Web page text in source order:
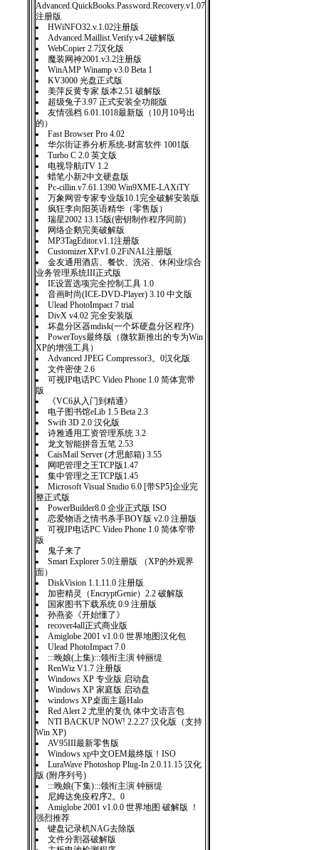
Advanced.QuickBooks.Password.Recovery.v1.07
注册版
HWiNFO32.v.1.02注册版
Advanced.Maillist.Verify.v4.2破解版
WebCopier 2.7汉化版
魔装网神2001.v3.2注册版
WinAMP Winamp v3.0 Beta 1
KV3000 光盘正式版
美萍反黄专家 版本2.51 破解版
超级兔子3.97 正式安装全功能版
友情强档 6.01.1018最新版（10月10号出
的）
Fast Browser Pro 4.02
华尔街证券分析系统-财富软件 1001版
Turbo C 2.0 英文版
电视导航iTV 1.2
蜡笔小新2中文硬盘版
Pc-cillin.v7.61.1390.Win9XME-LAXiTY
万象网管专家专业版10.1完全破解安装版
疯狂李向阳英语精华（零售版）
瑞星2002 13.15版(密钥制作程序同前)
网络企鹅完美破解版
MP3TagEditor.v1.1注册版
Customizer.XP.v1.0.2FiNAL注册版
金友通用酒店、餐饮、洗浴、休闲业综合
业务管理系统III正式版
IE设置选项完全控制工具 1.0
音画时尚(ICE-DVD-Player) 3.10 中文版
Ulead PhotoImpact 7 trial
DivX v4.02 完全安装版
坏盘分区器mdisk(一个坏硬盘分区程序)
PowerToys最终版（微软新推出的专为Win
XP的增强工具）
Advanced JPEG Compressor3。0汉化版
文件密使 2.6
可视IP电话PC Video Phone 1.0 简体宽带
版
《VC6从入门到精通》
电子图书馆eLib 1.5 Beta 2.3
Swift 3D 2.0 汉化版
诗雅通用工资管理系统 3.2
龙文智能拼音五笔 2.53
CaisMail Server (才思邮箱) 3.55
网吧管理之王TCP版1.47
集中管理之王TCP版1.45
Microsoft Visual Studio 6.0 [带SP5]企业完
整正式版
PowerBuilder8.0 企业正式版 ISO
恋爱物语之情书杀手BOY版 v2.0 注册版
可视IP电话PC Video Phone 1.0 简体窄带
版
鬼子来了
Smart Explorer 5.0注册版 （XP的外观界
面）
DiskVision 1.1.11.0 注册版
加密精灵（EncryptGenie）2.2 破解版
国家图书下载系统 0.9 注册版
孙燕姿《开始懂了》
recover4all正式商业版
Amiglobe 2001 v1.0.0 世界地图汉化包
Ulead PhotoImpact 7.0
:::晚娘(上集):::领衔主演 钟丽缇
RenWiz V1.7 注册版
Windows XP 专业版 启动盘
Windows XP 家庭版 启动盘
windows XP桌面主题Halo
Red Alert 2 尤里的复仇 体中文语言包
NTI BACKUP NOW! 2.2.27 汉化版（支持
Win XP)
AV95III最新零售版
Windows xp中文OEM最终版！ISO
LuraWave Photoshop Plug-In 2.0.11.15 汉化
版 (附序列号)
:::晚娘(下集):::领衔主演 钟丽缇
尼姆达免疫程序2。0
Amiglobe 2001 v1.0.0 世界地图 破解版 ！
强烈推荐
键盘记录机NAG去除版
文件分割器破解版